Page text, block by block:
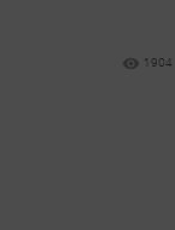
1904